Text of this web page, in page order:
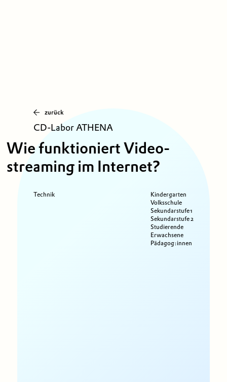
zurück
CD-Labor ATHENA
Wie funktioniert Video­
streaming im Internet?
Technik
Kindergarten
Volksschule
Sekundarstufe 1
Sekundarstufe 2
Studierende
Erwachsene
Pädagog:innen